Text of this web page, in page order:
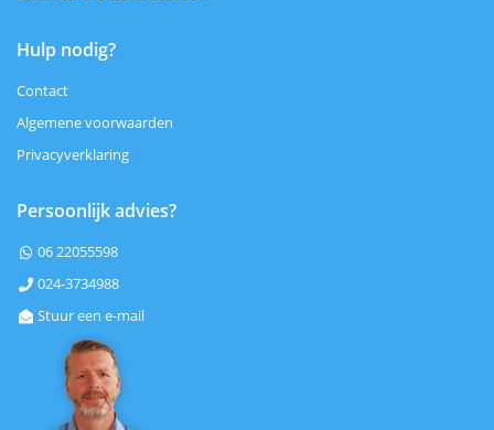
Hulp nodig?
Contact
Algemene voorwaarden
Privacyverklaring
Persoonlijk advies?
 06 22055598
 024-3734988
 Stuur een e-mail